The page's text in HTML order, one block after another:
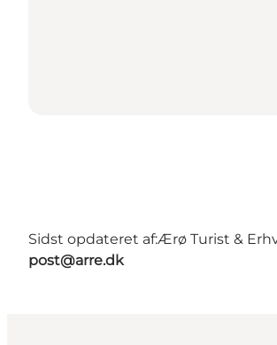
Sidst opdateret af:Ærø Turist &
post@arre.dk